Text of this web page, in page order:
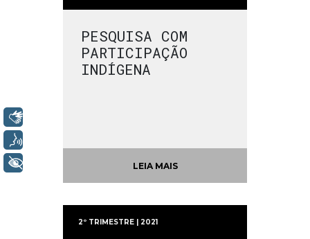
PESQUISA COM
PARTICIPAÇÃO
INDÍGENA
LEIA MAIS
2º TRIMESTRE | 2021